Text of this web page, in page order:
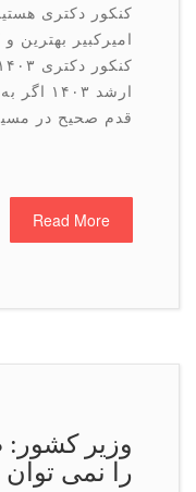
کنکور دکتری هستید،
امیرکبیر بهترین و کامل
کنکور
ارشد ۱۴۰۳ اگر به
قدم صحیح در مسیر […]
Read More
وزیر كشور:
را نمی توان